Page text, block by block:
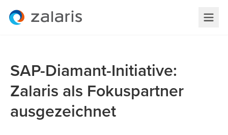
SAP-Diamant-Initiative:
Zalaris als Fokuspartner
ausgezeichnet